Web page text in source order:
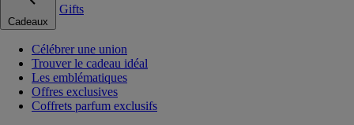
Cadeaux
Gifts
Célébrer une union
Trouver le cadeau idéal
Les emblématiques
Offres exclusives
Coffrets parfum exclusifs